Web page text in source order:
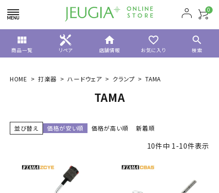
0
view_module
商品一覧 リペア
home
店舗情報
favorite_border
お気に入り
search
検索
HOME 打楽器 ハードウェア クランプ TAMA
TAMA
並び替え 価格が安い順 価格が高い順 新着順
10件中 1-10件表示